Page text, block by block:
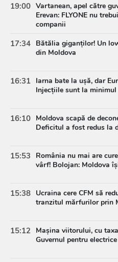
19:00 Vartanean, apel către
Erevan: FLYONE nu
companii
17:34 Bătălia giganților! Un
din Moldova
16:31 Iarna bate la ușă, dar
Injecțiile sunt la
16:10 Moldova scapă de
Deficitul a fost redus la
15:53
România nu mai are
vârf! Bolojan: Moldova
15:38 Ucraina cere CFM să
tranzitul mărfurilor prin
15:12 Mașina viitorului, cu
Guvernul pentru electrice